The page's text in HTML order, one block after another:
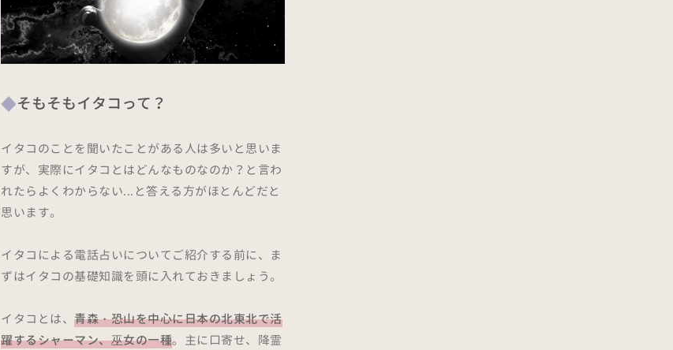
そもそもイタコって？
イタコのことを聞いたことがある人は多いと思いま
すが、実際にイタコとはどんなものなのか？と言わ
れたらよくわからない...と答える方がほとんどだと
思います。
イタコによる電話占いについてご紹介する前に、ま
ずはイタコの基礎知識を頭に入れておきましょう。
イタコとは、 青森・恐山を中心に日本の北東北で活
躍するシャーマン、巫女の一種。主に口寄せ、降霊